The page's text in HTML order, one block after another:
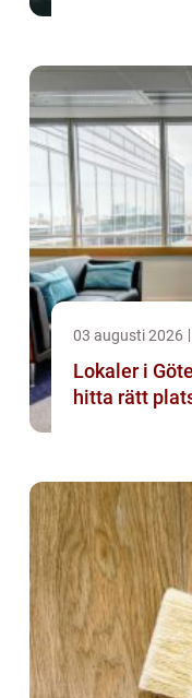
03 augusti 2026
Lokaler i
hitta rätt